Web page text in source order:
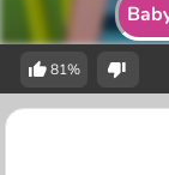
81%